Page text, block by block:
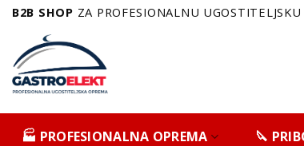
Skip
content
B2B SHOP ZA PROFESIONALNU
🏭 PROFESIONALNA OPREMA 🔪